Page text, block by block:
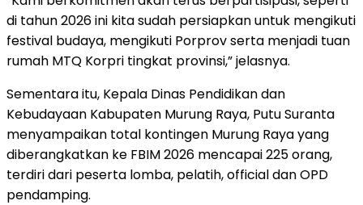
di tahun 2026 ini kita sudah persiapkan untuk mengikuti
festival budaya, mengikuti Porprov serta menjadi tuan
rumah MTQ Korpri tingkat provinsi,” jelasnya.
Sementara itu, Kepala Dinas Pendidikan dan
Kebudayaan Kabupaten Murung Raya, Putu Suranta
menyampaikan total kontingen Murung Raya yang
diberangkatkan ke FBIM 2026 mencapai 225 orang,
terdiri dari peserta lomba, pelatih, official dan OPD
pendamping.